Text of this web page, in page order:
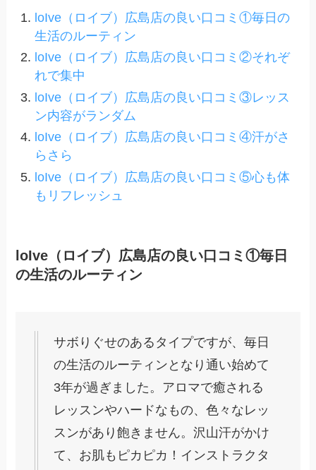
loIve（ロイブ）広島店の良い口コミ①毎日の
生活のルーティン
loIve（ロイブ）広島店の良い口コミ②それぞ
れで集中
loIve（ロイブ）広島店の良い口コミ③レッス
ン内容がランダム
loIve（ロイブ）広島店の良い口コミ④汗がさ
らさら
loIve（ロイブ）広島店の良い口コミ⑤心も体
もリフレッシュ
loIve（ロイブ）広島店の良い口コミ①毎日
の生活のルーティン
サボりぐせのあるタイプですが、毎日
の生活のルーティンとなり通い始めて
3年が過ぎました。アロマで癒される
レッスンやハードなもの、色々なレッ
スンがあり飽きません。沢山汗がかけ
て、お肌もピカピカ！インストラクタ